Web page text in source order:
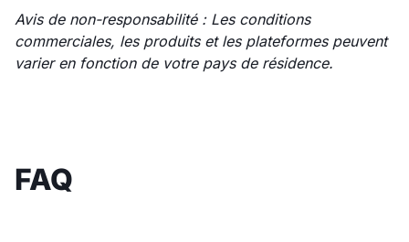
Avis de non-responsabilité : Les conditions
commerciales, les produits et les plateformes peuvent
varier en fonction de votre pays de résidence.
FAQ